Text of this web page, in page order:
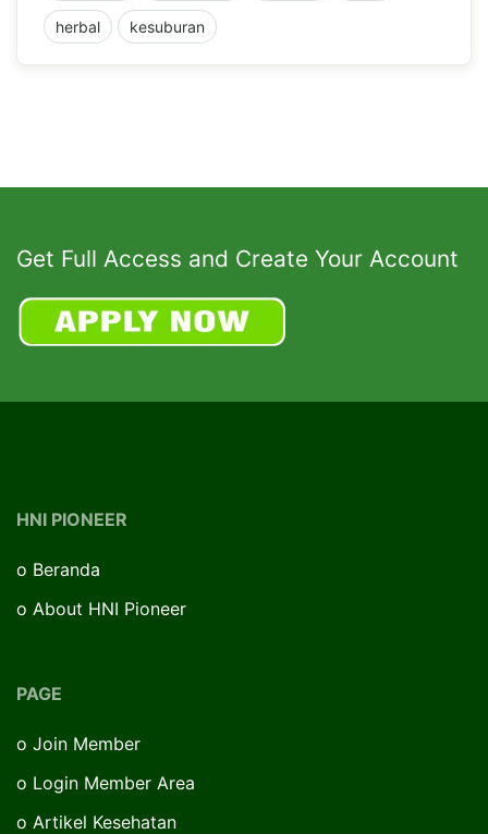
herbal kesuburan
Get Full Access and Create Your Account
HNI PIONEER
o Beranda
o About HNI Pioneer
PAGE
o Join Member
o Login Member Area
o Artikel Kesehatan